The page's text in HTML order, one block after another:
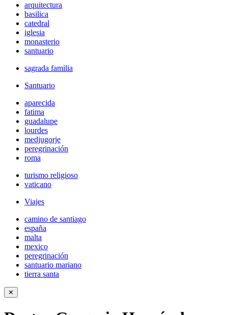
arquitectura
basilica
catedral
iglesia
monasterio
santuario
sagrada familia
Santuario
aparecida
fatima
guadalupe
lourdes
medjugorje
peregrinación
roma
turismo religioso
vaticano
Viajes
camino de santiago
españa
malta
mexico
peregrinación
santuario mariano
tierra santa
✕